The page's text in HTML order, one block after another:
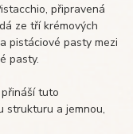
připravená
ze tří krémových
pistáciové pasty mezi
pasty.
tuto
strukturu a jemnou,